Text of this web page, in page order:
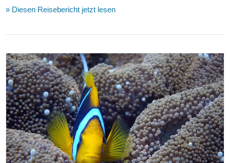
VIEW POST
» Diesen Reisebericht jetzt lesen